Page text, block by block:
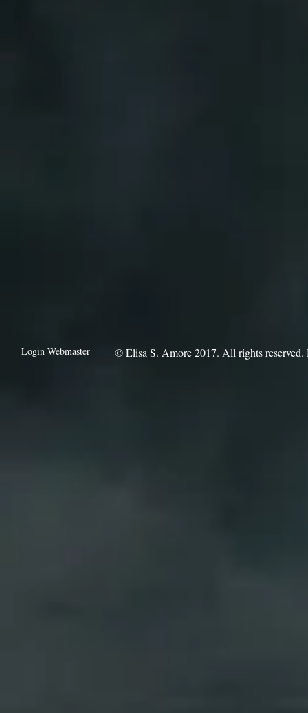
Login Webmaster ​© Elisa S. Amore 2017. All rights